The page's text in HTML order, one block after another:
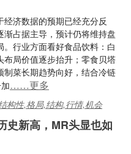
济数据的预期已经充分反
占据主导，预计仍将维持盘
行业方面看好食品饮料：白
局价值逐步抬升；零食贝塔
菜长期趋势向好，结合冷链
……更多
构性,格局,结构,行情,机会
史新高，MR头显也如